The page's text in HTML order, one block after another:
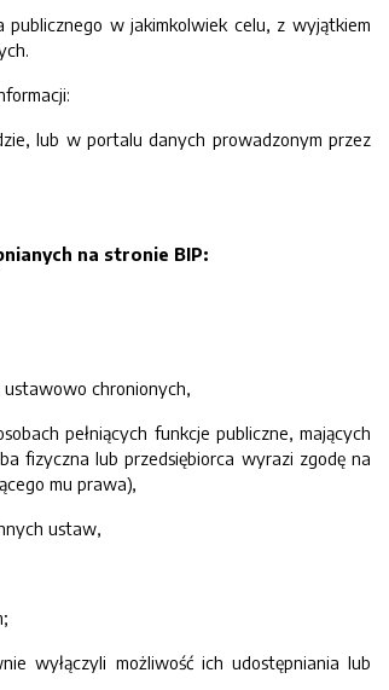
w jakimkolwiek celu, z wyjątkiem
lub w portalu danych prowadzonym przez
na stronie BIP:
ustawowo chronionych,
pełniących funkcje publiczne, mających
fizyczna lub przedsiębiorca wyrazi zgodę na
mu prawa),
ustaw,
wyłączyli możliwość ich udostępniania lub